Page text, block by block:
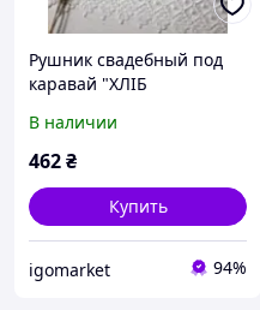
Рушник свадебный под
каравай "ХЛІБ
гладь
В наличии
462₴
Купить
igomarket 94%